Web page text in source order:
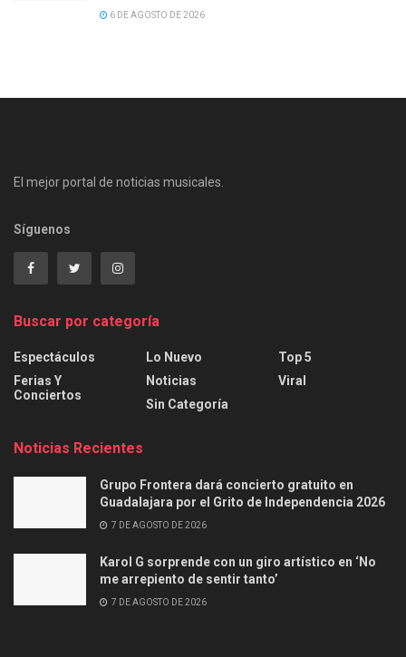
6 DE AGOSTO DE 2026
El mejor portal de noticias musicales.
Síguenos
Buscar por categoría
Espectáculos
Ferias Y
Conciertos
Lo Nuevo
Noticias
Sin Categoría
Top 5
Viral
Noticias Recientes
Grupo Frontera dará concierto gratuito en
Guadalajara por el Grito de Independencia 2026
7 DE AGOSTO DE 2026
Karol G sorprende con un giro artístico en ‘No
me arrepiento de sentir tanto’
7 DE AGOSTO DE 2026